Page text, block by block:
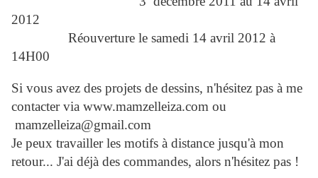
2012
Réouverture le samedi 14 avril 2012 à
14H00
Si vous avez des projets de dessins, n'hésitez pas à me
contacter via www.mamzelleiza.com ou
mamzelleiza@gmail.com
Je peux travailler les motifs à distance jusqu'à mon
retour... J'ai déjà des commandes, alors n'hésitez pas !